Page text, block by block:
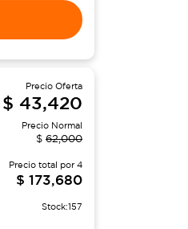
Precio Oferta
$ 43,420
Precio Normal
$ 62,000
Precio total por4
$ 173,680
Stock:157